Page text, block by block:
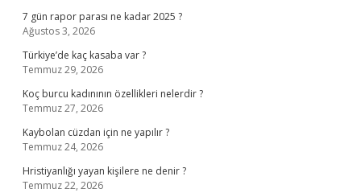
7 gün rapor parası ne kadar 2025 ?
Ağustos 3, 2026
Türkiye’de kaç kasaba var ?
Temmuz 29, 2026
Koç burcu kadınının özellikleri nelerdir ?
Temmuz 27, 2026
Kaybolan cüzdan için ne yapılır ?
Temmuz 24, 2026
Hristiyanlığı yayan kişilere ne denir ?
Temmuz 22, 2026